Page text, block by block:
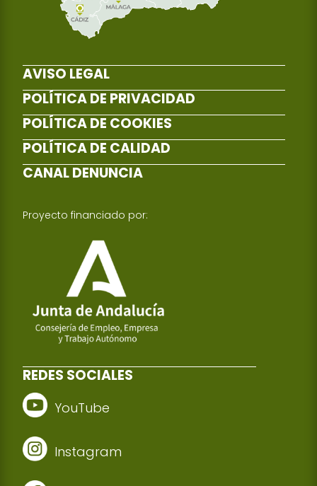
AVISO LEGAL
POLÍTICA DE PRIVACIDAD
POLÍTICA DE COOKIES
POLÍTICA DE CALIDAD
CANAL DENUNCIA
Proyecto financiado por:
REDES SOCIALES
YouTube
Instagram